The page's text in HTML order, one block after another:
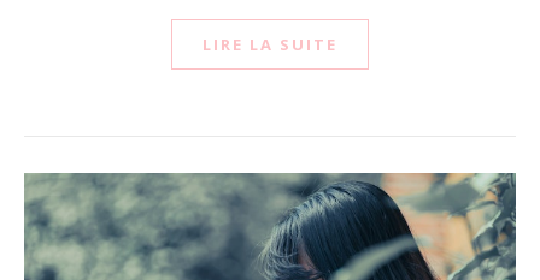
LIRE LA SUITE